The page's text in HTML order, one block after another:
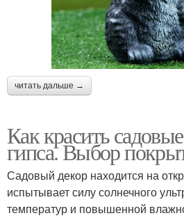
читать дальше →
Как красить
гипса. Выбор
Садовый декор находится на
испытывает силу солнечного
температур и повышенной